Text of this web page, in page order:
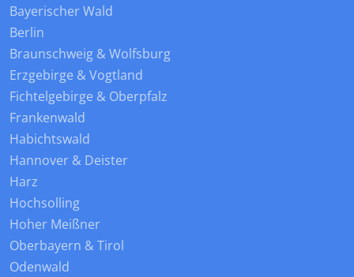
Bayerischer Wald
Berlin
Braunschweig & Wolfsburg
Erzgebirge & Vogtland
Fichtelgebirge & Oberpfalz
Frankenwald
Habichtswald
Hannover & Deister
Harz
Hochsolling
Hoher Meißner
Oberbayern & Tirol
Odenwald